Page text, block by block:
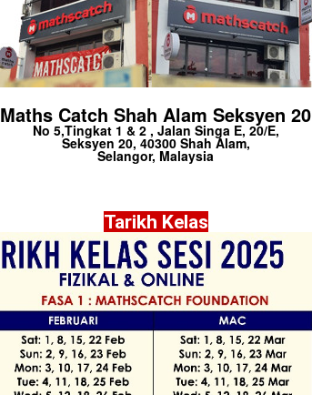
Maths Catch Shah Alam Seksyen 20
No 5,Tingkat 1 & 2 , Jalan Singa E, 20/E,
Seksyen 20, 40300 Shah Alam,
Selangor, Malaysia
Tarikh Kelas